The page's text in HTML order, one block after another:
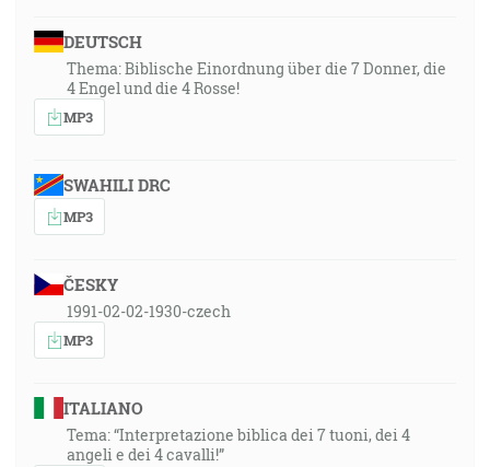
DEUTSCH
Thema: Biblische Einordnung über die 7 Donner, die
4 Engel und die 4 Rosse!
MP3
SWAHILI DRC
MP3
ČESKY
1991-02-02-1930-czech
MP3
ITALIANO
Tema: “Interpretazione biblica dei 7 tuoni, dei 4
angeli e dei 4 cavalli!”